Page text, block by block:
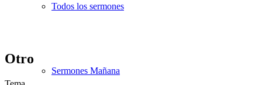
Todos los sermones
Sermones Mañana
Otro